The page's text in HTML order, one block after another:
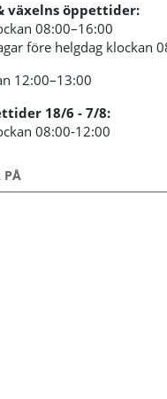
växelns öppettider:
08:00–16:00
före helgdag klockan
12:00–13:00
18/6 - 7/8:
08:00-12:00
PÅ